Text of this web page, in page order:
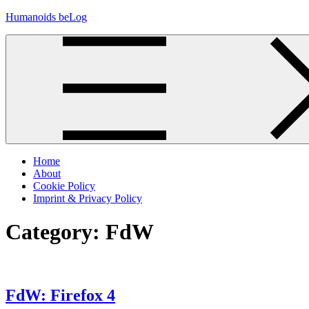
Skip
Humanoids beLog
Home
About
Cookie Policy
Imprint & Privacy Policy
Category: FdW
FdW: Firefox 4